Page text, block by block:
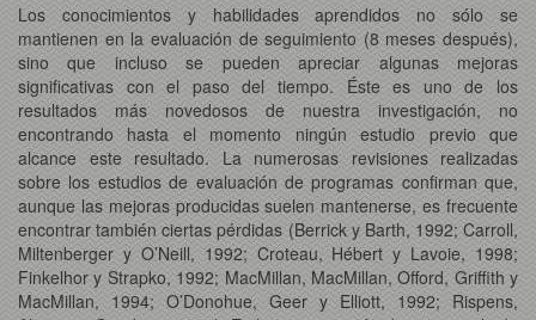
Los conocimientos y habilidades aprendidos no sólo se
mantienen en la evaluación de seguimiento (8 meses después),
sino que incluso se pueden apreciar algunas mejoras
significativas con el paso del tiempo. Éste es uno de los
resultados más novedosos de nuestra investigación, no
encontrando hasta el momento ningún estudio previo que
alcance este resultado. La numerosas revisiones realizadas
sobre los estudios de evaluación de programas confirman que,
aunque las mejoras producidas suelen mantenerse, es frecuente
encontrar también ciertas pérdidas (Berrick y Barth, 1992; Carroll,
Miltenberger y O’Neill, 1992; Croteau, Hébert y Lavoie, 1998;
Finkelhor y Strapko, 1992; MacMillan, MacMillan, Offord, Griffith y
MacMillan, 1994; O’Donohue, Geer y Elliott, 1992; Rispens,